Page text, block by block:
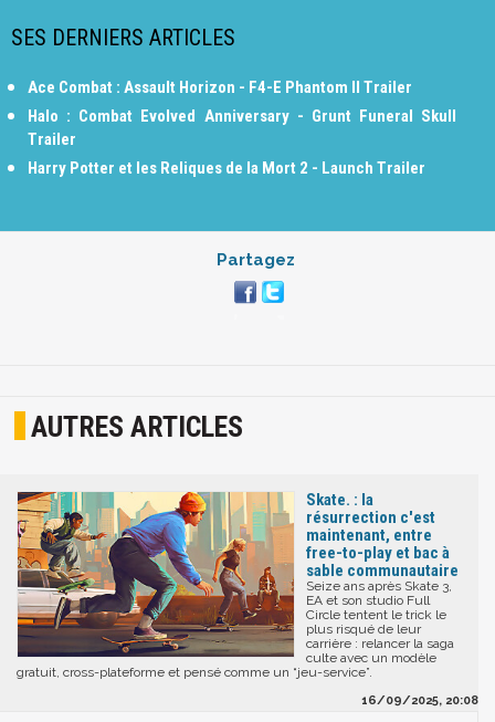
SES DERNIERS ARTICLES
Ace Combat : Assault Horizon - F4-E Phantom II Trailer
Halo : Combat Evolved Anniversary - Grunt Funeral Skull
Trailer
Harry Potter et les Reliques de la Mort 2 - Launch Trailer
Partagez
AUTRES ARTICLES
Skate. : la
résurrection c'est
maintenant, entre
free-to-play et bac à
sable communautaire
Seize ans après Skate 3,
EA et son studio Full
Circle tentent le trick le
plus risqué de leur
carrière : relancer la saga
culte avec un modèle
gratuit, cross-plateforme et pensé comme un “jeu-service”.
16/09/2025, 20:08